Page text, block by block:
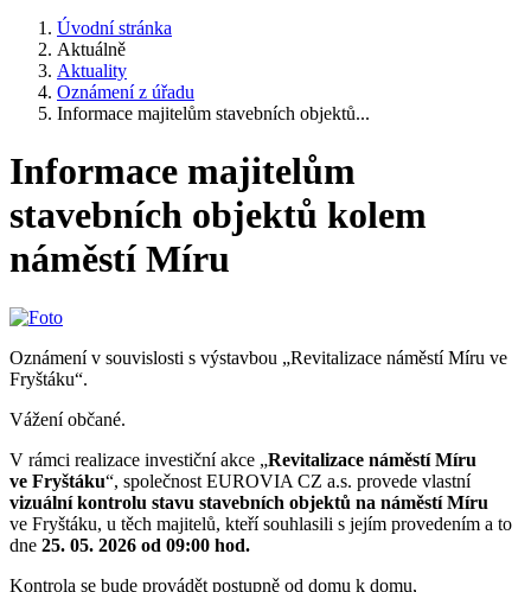
Úvodní stránka
Aktuálně
Aktuality
Oznámení z úřadu
Informace majitelům stavebních objektů...
Informace majitelům
stavebních objektů kolem
náměstí Míru
Oznámení v souvislosti s výstavbou „Revitalizace náměstí Míru ve
Fryštáku“.
Vážení občané.
V rámci realizace investiční akce „Revitalizace náměstí Míru
ve Fryštáku“, společnost EUROVIA CZ a.s. provede vlastní
vizuální kontrolu stavu stavebních objektů na náměstí Míru
ve Fryštáku, u těch majitelů, kteří souhlasili s jejím provedením a to
dne 25. 05. 2026 od 09:00 hod.
Kontrola se bude provádět postupně od domu k domu,